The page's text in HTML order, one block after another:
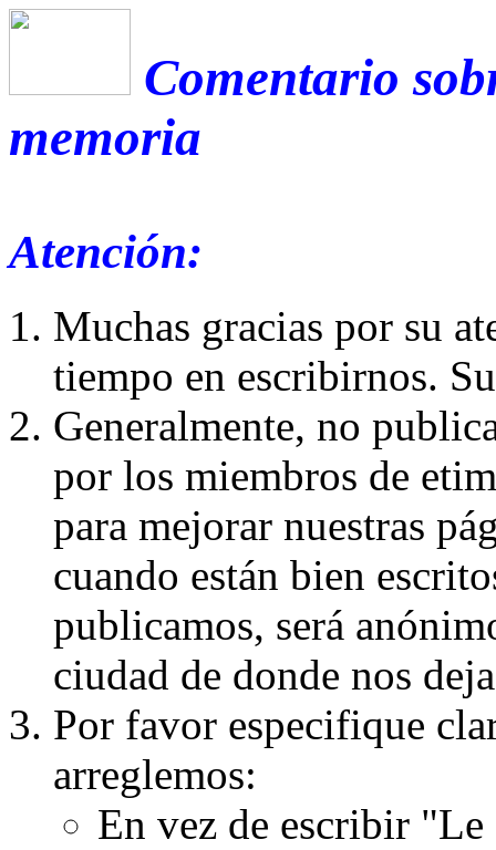
Comentario
memoria
Atención:
Muchas gracias por su
tiempo en escribirnos.
Generalmente, no
por los miembros de
para mejorar nuestras
cuando están bien
publicamos, será
ciudad de donde nos
Por favor especifique
arreglemos:
En vez de escribir